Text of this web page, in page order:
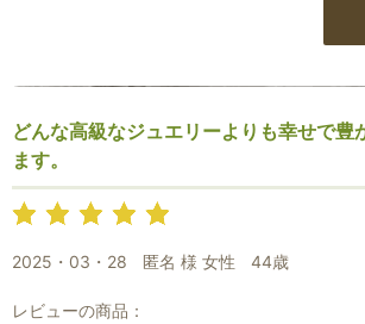
そして、初めてのカシミヤ・・・ナチュラルオ
ヤ山脈の標高400m以上の過酷な環境で暮らす
織りのダイヤ柄も美しく、天然の白が神々し
もちろんストールとしても温かく、軽やかです
今年の冬はカシミヤ山羊さんを身近に感じなが
大切に使います。
どんな高級なジュエリーよりも幸せで豊
ます。
2025・03・28 匿名 様 女性 44歳
レビューの商品：